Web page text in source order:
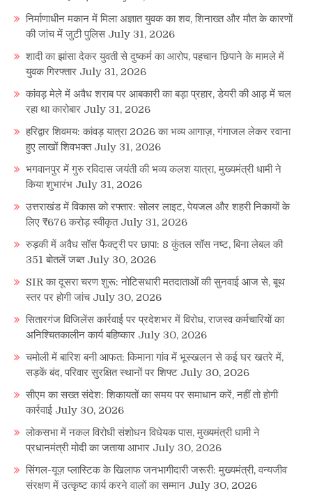
निर्माणाधीन मकान में मिला अज्ञात युवक का शव, शिनाख्त और मौत के कारणों
की जांच में जुटी पुलिस July 31, 2026
शादी का झांसा देकर युवती से दुष्कर्म का आरोप, पहचान छिपाने के मामले में
युवक गिरफ्तार July 31, 2026
कांवड़ मेले में अवैध शराब पर आबकारी का बड़ा प्रहार, डेयरी की आड़ में चल
रहा था कारोबार July 31, 2026
हरिद्वार शिवमय: कांवड़ यात्रा 2026 का भव्य आगाज़, गंगाजल लेकर रवाना
हुए लाखों शिवभक्त July 31, 2026
भगवानपुर में गुरु रविदास जयंती की भव्य कलश यात्रा, मुख्यमंत्री धामी ने
किया शुभारंभ July 31, 2026
उत्तराखंड में विकास को रफ्तार: सोलर लाइट, पेयजल और शहरी निकायों के
लिए ₹676 करोड़ स्वीकृत July 31, 2026
रुड़की में अवैध सॉस फैक्ट्री पर छापा: 8 कुंतल सॉस नष्ट, बिना लेबल की
351 बोतलें जब्त July 30, 2026
SIR का दूसरा चरण शुरू: नोटिसधारी मतदाताओं की सुनवाई आज से, बूथ
स्तर पर होगी जांच July 30, 2026
सितारगंज विजिलेंस कार्रवाई पर प्रदेशभर में विरोध, राजस्व कर्मचारियों का
अनिश्चितकालीन कार्य बहिष्कार July 30, 2026
चमोली में बारिश बनी आफत: किमाना गांव में भूस्खलन से कई घर खतरे में,
सड़कें बंद, परिवार सुरक्षित स्थानों पर शिफ्ट July 30, 2026
सीएम का सख्त संदेश: शिकायतों का समय पर समाधान करें, नहीं तो होगी
कार्रवाई July 30, 2026
लोकसभा में नकल विरोधी संशोधन विधेयक पास, मुख्यमंत्री धामी ने
प्रधानमंत्री मोदी का जताया आभार July 30, 2026
सिंगल-यूज़ प्लास्टिक के खिलाफ जनभागीदारी जरूरी: मुख्यमंत्री, वन्यजीव
संरक्षण में उत्कृष्ट कार्य करने वालों का सम्मान July 30, 2026